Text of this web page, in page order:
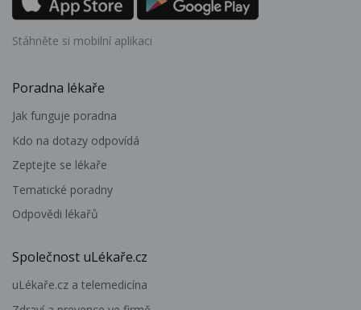
Stáhněte si mobilní aplikaci
Poradna lékaře
Jak funguje poradna
Kdo na dotazy odpovídá
Zeptejte se lékaře
Tematické poradny
Odpovědi lékařů
Společnost uLékaře.cz
uLékaře.cz a telemedicína